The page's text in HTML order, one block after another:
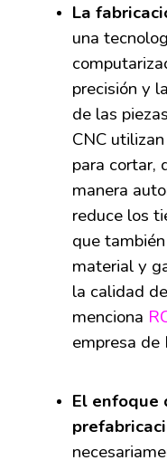
La
una
precisión y
de las
CNC
para cortar,
manera
reduce los
que
material y
la calidad
menciona
empresa de
El enfoque